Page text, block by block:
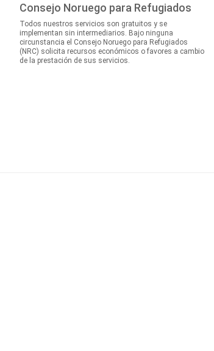
Consejo Noruego para Refugiados
Todos nuestros servicios son gratuitos y se
implementan sin intermediarios. Bajo ninguna
circunstancia el Consejo Noruego para Refugiados
(NRC) solicita recursos económicos o favores a cambio
de la prestación de sus servicios.